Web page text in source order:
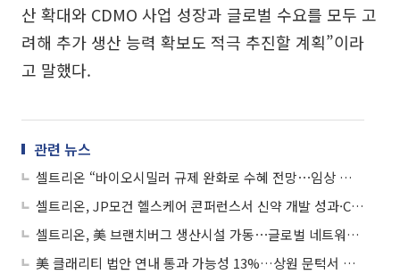
산 확대와 CDMO 사업 성장과 글로벌 수요를 모두 고
려해 추가 생산 능력 확보도 적극 추진할 계획”이라
고 말했다.
관련 뉴스
셀트리온 “바이오시밀러 규제 완화로 수혜 전망⋯임상 비용 25% 절감 가능”
셀트리온, JP모건 헬스케어 콘퍼런스서 신약 개발 성과·CMO 비전 발표
셀트리온, 美 브랜치버그 생산시설 가동⋯글로벌 네트워크 역량 강화
美 클래리티 법안 연내 통과 가능성 13%…상원 문턱서 제동